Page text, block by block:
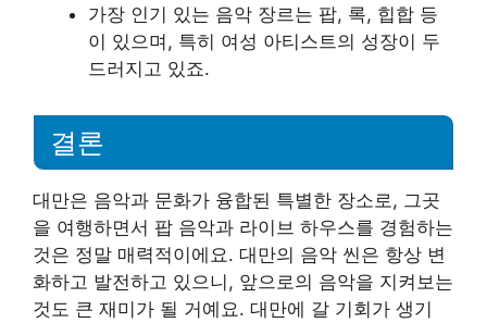
가장 인기 있는 음악 장르는 팝, 록, 힙합 등
이 있으며, 특히 여성 아티스트의 성장이 두
드러지고 있죠.
결론
대만은 음악과 문화가 융합된 특별한 장소로, 그곳
을 여행하면서 팝 음악과 라이브 하우스를 경험하는
것은 정말 매력적이에요. 대만의 음악 씬은 항상 변
화하고 발전하고 있으니, 앞으로의 음악을 지켜보는
것도 큰 재미가 될 거예요. 대만에 갈 기회가 생기